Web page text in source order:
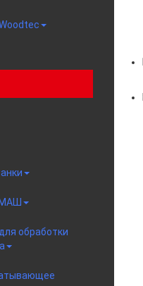
обработки